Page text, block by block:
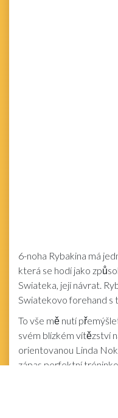
6-noha Rybakina má
která se hodí jako
Swiateka, její návrat.
Swiatekovo forehand s
To vše mě nutí
svém blízkém vítězství
orientovanou Linda
zápas perfektní